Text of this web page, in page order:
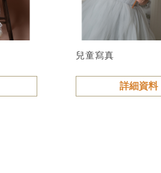
兒童寫真
詳細資料